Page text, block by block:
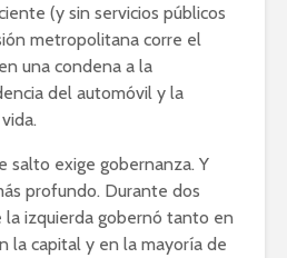
(y sin servicios públicos
metropolitana corre el
una condena a la
del automóvil y la
salto exige gobernanza. Y
profundo. Durante dos
la izquierda gobernó tanto en
la capital y en la mayoría de